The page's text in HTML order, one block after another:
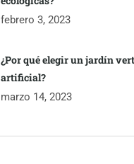
febrero 3, 2023
¿Por qué elegir un jardín
artificial?
marzo 14, 2023